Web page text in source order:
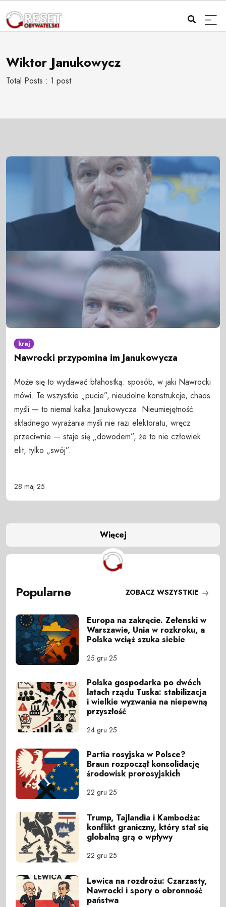
Wiktor Janukowycz
Total Posts : 1 post
kraj
Nawrocki przypomina im Janukowycza
Może się to wydawać błahostką: sposób, w jaki Nawrocki
mówi. Te wszystkie „pucie”, nieudolne konstrukcje, chaos
myśli — to niemal kalka Janukowycza. Nieumiejętność
składnego wyrażania myśli nie razi elektoratu, wręcz
przeciwnie — staje się „dowodem”, że to nie człowiek
elit, tylko „swój”.
28 maj 25
Więcej
Popularne ZOBACZ WSZYSTKIE
Europa na zakręcie. Zełenski w
Warszawie, Unia w rozkroku, a
Polska wciąż szuka siebie
25 gru 25
Polska gospodarka po dwóch
latach rządu Tuska: stabilizacja
i wielkie wyzwania na niepewną
przyszłość
24 gru 25
Partia rosyjska w Polsce?
Braun rozpoczął konsolidację
środowisk prorosyjskich
22 gru 25
Trump, Tajlandia i Kambodża:
konflikt graniczny, który stał się
globalną grą o wpływy
22 gru 25
Lewica na rozdrożu: Czarzasty,
Nawrocki i spory o obronność
państwa